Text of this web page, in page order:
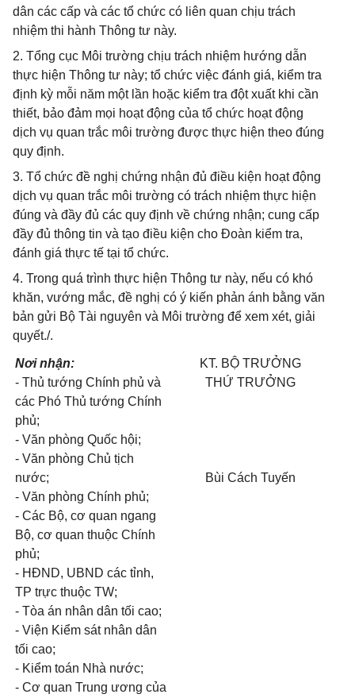
dân các cấp và các tổ chức có liên quan chịu trách
nhiệm thi hành Thông tư này.
2. Tổng cục Môi trường chịu trách nhiệm hướng dẫn
thực hiện Thông tư này; tổ chức việc đánh giá, kiểm tra
định kỳ mỗi năm một lần hoặc kiểm tra đột xuất khi cần
thiết, bảo đảm mọi hoạt động của tổ chức hoạt động
dịch vụ quan trắc môi trường được thực hiện theo đúng
quy định.
3. Tổ chức đề nghị chứng nhận đủ điều kiện hoạt động
dịch vụ quan trắc môi trường có trách nhiệm thực hiện
đúng và đầy đủ các quy định về chứng nhận; cung cấp
đầy đủ thông tin và tạo điều kiện cho Đoàn kiểm tra,
đánh giá thực tế tại tổ chức.
4. Trong quá trình thực hiện Thông tư này, nếu có khó
khăn, vướng mắc, đề nghị có ý kiến phản ánh bằng văn
bản gửi Bộ Tài nguyên và Môi trường để xem xét, giải
quyết./.
Nơi nhận:
- Thủ tướng Chính phủ và
các Phó Thủ tướng Chính
phủ;
- Văn phòng Quốc hội;
- Văn phòng Chủ tịch
nước;
- Văn phòng Chính phủ;
- Các Bộ, cơ quan ngang
Bộ, cơ quan thuộc Chính
phủ;
- HĐND, UBND các tỉnh,
TP trực thuộc TW;
- Tòa án nhân dân tối cao;
- Viện Kiểm sát nhân dân
tối cao;
- Kiểm toán Nhà nước;
- Cơ quan Trung ương của
KT. BỘ TRƯỞNG
THỨ TRƯỞNG
Bùi Cách Tuyến